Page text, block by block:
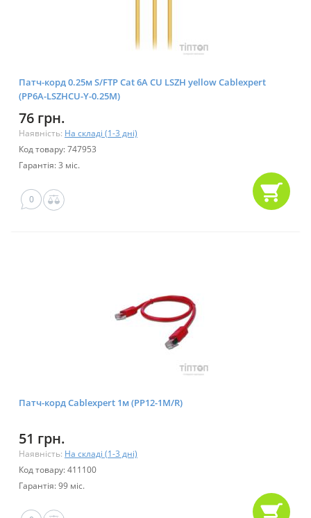
Патч-корд 0.25м S/FTP Cat 6A CU LSZH yellow Cablexpert
(PP6A-LSZHCU-Y-0.25M)
76 грн.
Наявність: На складі (1-3 дні)
Код товару: 747953
Гарантія: 3 міс.
0
Патч-корд Cablexpert 1м (PP12-1M/R)
51 грн.
Наявність: На складі (1-3 дні)
Код товару: 411100
Гарантія: 99 міс.